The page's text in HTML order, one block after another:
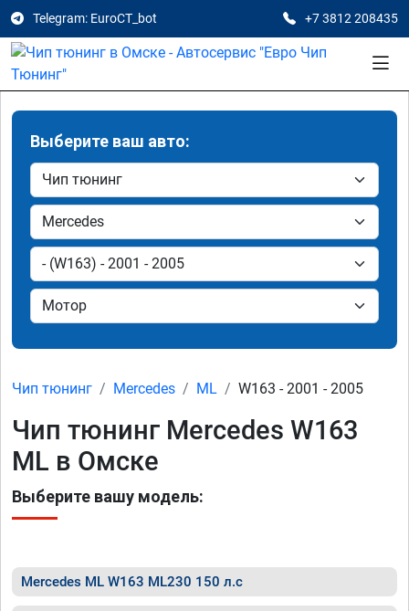
Telegram: EuroCT_bot +7 3812 208435
Выберите ваш авто:
Чип тюнинг Mercedes ML W163 - 2001 - 2005
Чип тюнинг Mercedes W163
ML в Омске
Выберите вашу модель:
Mercedes ML W163 ML230 150 л.с